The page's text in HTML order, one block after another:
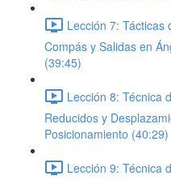
Lección 7: Tácticas
Compás y Salidas en
(39:45)
Lección 8: Técnica
Reducidos y
Posicionamiento (40:29)
Lección 9: Técnica